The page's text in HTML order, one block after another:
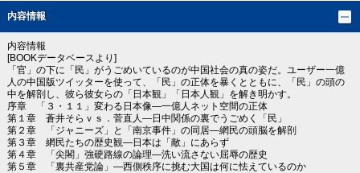
内容情報
内容情報
[BOOKデータベースより]
「官」の下に「民」がうごめいているのが中国社会の真の姿だ。ユーザー一億
人の中国版ツイッターを使って、「民」の正体を暴くとともに、「民」の頭の
中を解剖し、彼ら彼女らの「日本観」「日本人観」を解き明かす。
序章 「３・１１」変わる日本像―一億人ネット空間の正体
第１章 蒼井そらｖｓ．菅直人―日中関係の裏でうごめく「民」
第２章 「ジャニーズ」と「南京事件」の同居―網民の頭脳を解剖
第３章 網民たちの歴史観―日本は「敵」にあらず
第４章 「尖閣」強硬路線の論理―洗い流さない屈辱の歴史
第５章 「裏共産党論」―西側秩序に挑む大国は何に怯えているのか